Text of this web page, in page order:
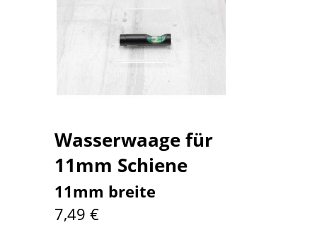
Wasserwaage für
11mm Schiene
11mm breite
7,49 €